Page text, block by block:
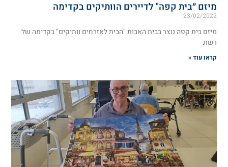
מיזם ״בית קפה" לדיירים הוותיקים בקדימה
23/02/2022
מיזם בית קפה נוצר בבית האבות "הבית לאזרחים וותיקים" בקדימה של
רשת
קראו עוד »